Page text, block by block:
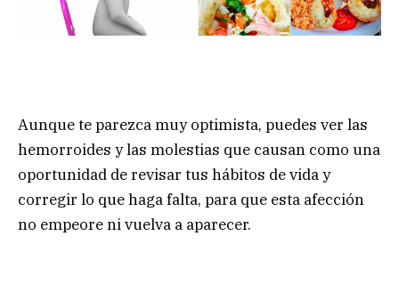
Aunque te parezca muy optimista, puedes ver las
hemorroides y las molestias que causan como una
oportunidad de revisar tus hábitos de vida y
corregir lo que haga falta, para que esta afección
no empeore ni vuelva a aparecer.